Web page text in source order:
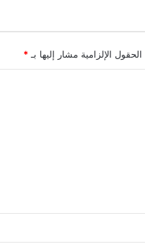
الحقول الإلزامية مشار إليها بـ *